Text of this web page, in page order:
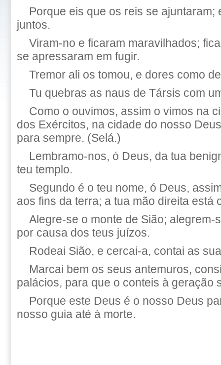
Porque eis que os reis se ajuntaram;
juntos.
Viram-no e ficaram maravilhados;
se apressaram em fugir.
Tremor ali os tomou, e dores como
Tu quebras as naus de Társis com
Como o ouvimos, assim o vimos na
dos Exércitos, na cidade do nosso
para sempre. (Selá.)
Lembramo-nos, ó Deus, da tua
teu templo.
Segundo é o teu nome, ó Deus,
aos fins da terra; a tua mão direita está
Alegre-se o monte de Sião; alegrem-
por causa dos teus juízos.
Rodeai Sião, e cercai-a, contai as
Marcai bem os seus antemuros,
palácios, para que o conteis à geração
Porque este Deus é o nosso Deus
nosso guia até à morte.